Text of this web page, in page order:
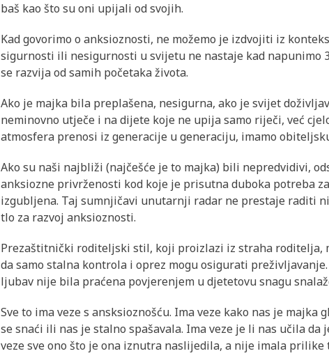
baš kao što su oni upijali od svojih.
Kad govorimo o anksioznosti, ne možemo je izdvojiti iz
sigurnosti ili nesigurnosti u svijetu ne nastaje kad napunimo
se razvija od samih početaka života.
Ako je majka bila preplašena, nesigurna, ako je svijet
neminovno utječe i na dijete koje ne upija samo riječi, već
atmosfera prenosi iz generacije u generaciju, imamo
Ako su naši najbliži (najčešće je to majka) bili nepredvidivi,
anksiozne privrženosti kod koje je prisutna duboka potreba
izgubljena. Taj sumnjičavi unutarnji radar ne prestaje raditi
tlo za razvoj anksioznosti.
Prezaštitnički roditeljski stil, koji proizlazi iz straha roditelja,
da samo stalna kontrola i oprez mogu osigurati
ljubav nije bila praćena povjerenjem u djetetovu snagu
Sve to ima veze s ansksioznošću. Ima veze kako nas je
se snaći ili nas je stalno spašavala. Ima veze je li nas učila
veze sve ono što je ona iznutra naslijedila, a nije imala